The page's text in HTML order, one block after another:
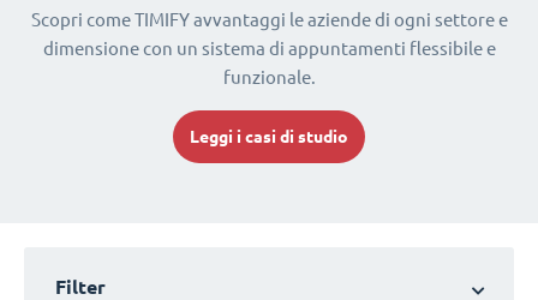
Scopri come TIMIFY avvantaggi le aziende di ogni settore e
dimensione con un sistema di appuntamenti flessibile e
funzionale.
Leggi i casi di studio
Filter